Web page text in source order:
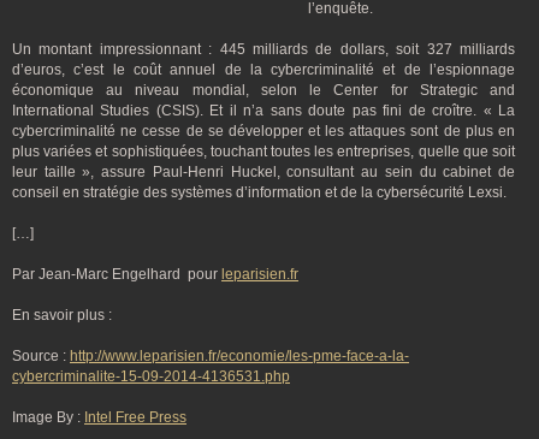
l’enquête.
Un montant impressionnant : 445 milliards de dollars, soit 327 milliards
d’euros, c’est le coût annuel de la cybercriminalité et de l’espionnage
économique au niveau mondial, selon le Center for Strategic and
International Studies (CSIS). Et il n’a sans doute pas fini de croître. « La
cybercriminalité ne cesse de se développer et les attaques sont de plus en
plus variées et sophistiquées, touchant toutes les entreprises, quelle que soit
leur taille », assure Paul-Henri Huckel, consultant au sein du cabinet de
conseil en stratégie des systèmes d’information et de la cybersécurité Lexsi.
[…]
Par Jean-Marc Engelhard pour leparisien.fr
En savoir plus :
Source : http://www.leparisien.fr/economie/les-pme-face-a-la-
cybercriminalite-15-09-2014-4136531.php
Image By : Intel Free Press